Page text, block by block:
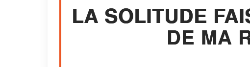
LA SOLITUDE
DE MA